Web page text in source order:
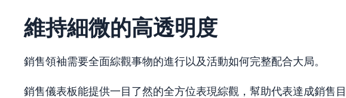
維持細微的高透明度
銷售領袖需要全面綜觀事物的進行以及活動如何完整配合大局。
銷售儀表板能提供一目了然的全方位表現綜觀，幫助代表達成銷售